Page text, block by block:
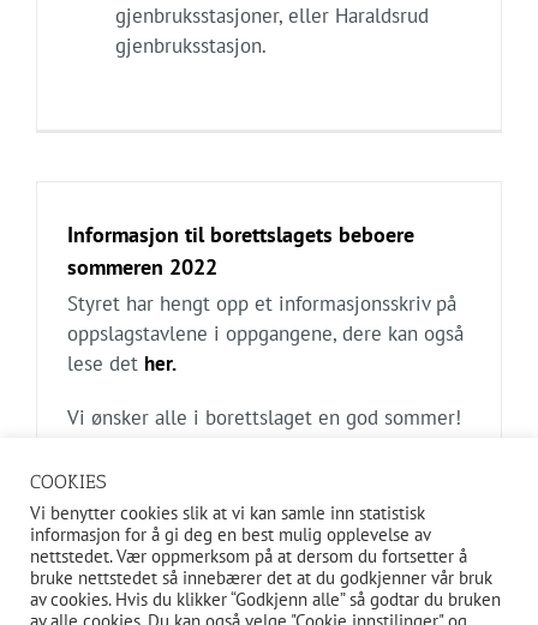
gjenbruksstasjoner, eller Haraldsrud
gjenbruksstasjon.
Informasjon til borettslagets beboere
sommeren 2022
Styret har hengt opp et informasjonsskriv på
oppslagstavlene i oppgangene, dere kan også
lese det her.
Vi ønsker alle i borettslaget en god sommer!
COOKIES
Vi benytter cookies slik at vi kan samle inn statistisk
informasjon for å gi deg en best mulig opplevelse av
nettstedet. Vær oppmerksom på at dersom du fortsetter å
bruke nettstedet så innebærer det at du godkjenner vår bruk
av cookies. Hvis du klikker “Godkjenn alle” så godtar du bruken